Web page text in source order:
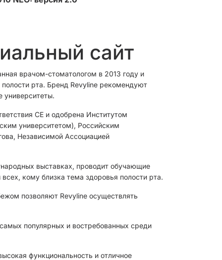
сайт
врачом-стоматологом в 2013 году и
рта. Бренд Revyline рекомендуют
университеты.
CЕ и одобрена Институтом
университетом), Российским
Независимой Ассоциацией
выставках, проводит обучающие
кому близка тема здоровья полости рта.
позволяют Revyline осуществлять
популярных и востребованных среди
функциональность и отличное